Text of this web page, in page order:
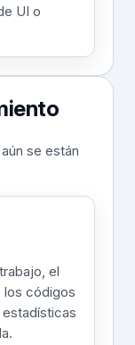
UI o
se están
el
los códigos
estadísticas